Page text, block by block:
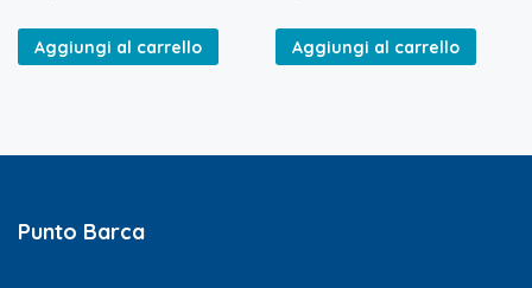
Aggiungi al carrello Aggiungi al carrello
Punto Barca